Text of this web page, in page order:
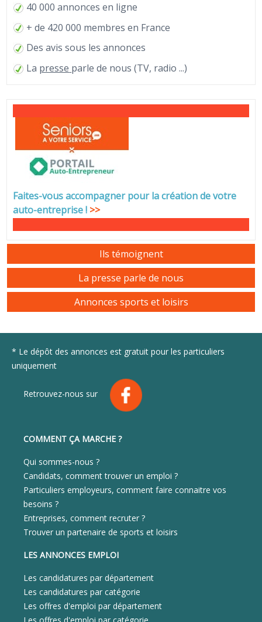
40 000 annonces en ligne
+ de 420 000 membres en France
Des avis sous les annonces
La presse parle de nous (TV, radio ...)
Faites-vous accompagner pour la création de votre
auto-entreprise! >>
Ils témoignent
La presse parle de nous
Annonces sports et loisirs
* Le dépôt des annonces est gratuit pour les particuliers
uniquement
Retrouvez-nous sur
COMMENT ÇA MARCHE ?
Qui sommes-nous ?
Candidats, comment trouver un emploi ?
Particuliers employeurs, comment faire connaitre vos
besoins ?
Entreprises, comment recruter ?
Trouver un partenaire de sports et loisirs
LES ANNONCES EMPLOI
Les candidatures par département
Les candidatures par catégorie
Les offres d'emploi par département
Les offres d'emploi par catégorie